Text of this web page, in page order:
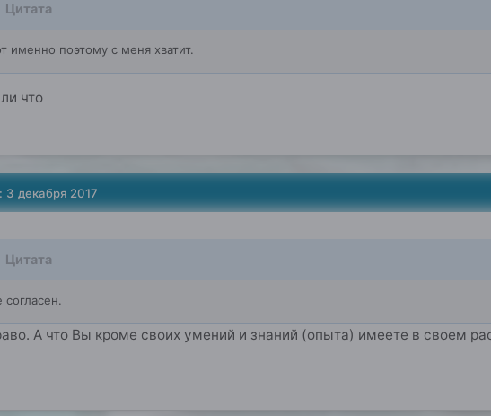
Цитата
именно поэтому с меня хватит.
что
3 декабря 2017
Цитата
согласен.
А что Вы кроме своих умений и знаний (опыта) имеете в своем